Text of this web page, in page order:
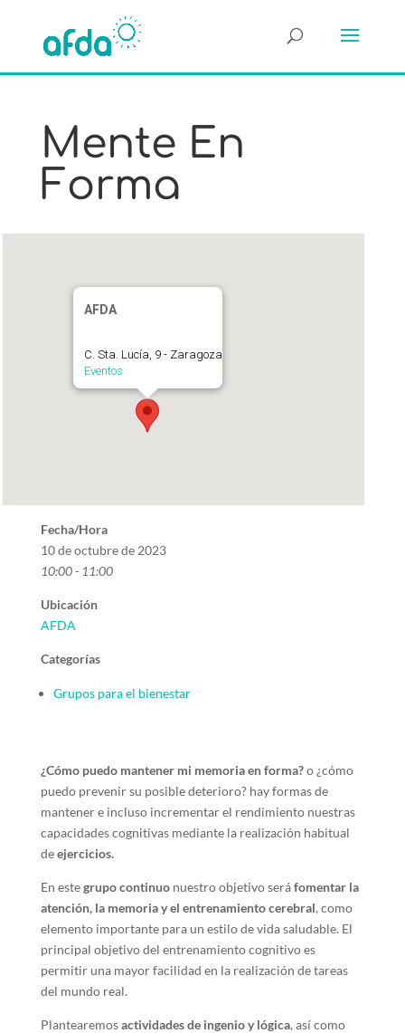
Mente En
Forma
AFDA
C. Sta. Lucía, 9 - Zaragoza
Eventos
Fecha/Hora
10 de octubre de 2023
10:00 - 11:00
Ubicación
AFDA
Categorías
Grupos para el bienestar
¿Cómo puedo mantener mi memoria en forma?o ¿cómo
puedo prevenir su posible deterioro? hay formas de
mantener e incluso incrementar el rendimiento nuestras
capacidades cognitivas mediante la realización habitual
deejercicios.
En estegrupo continuonuestro objetivo seráfomentar la
atención, la memoria y el entrenamiento cerebral, como
elemento importante para un estilo de vida saludable. El
principal objetivo del entrenamiento cognitivo es
permitir una mayor facilidad en la realización de tareas
del mundo real.
Plantearemosactividades de ingenio y lógica, así como